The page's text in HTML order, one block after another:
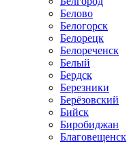
Белово
Белогорск
Белорецк
Белореченск
Белый
Бердск
Березники
Берёзовский
Бийск
Биробиджан
Благовещенск